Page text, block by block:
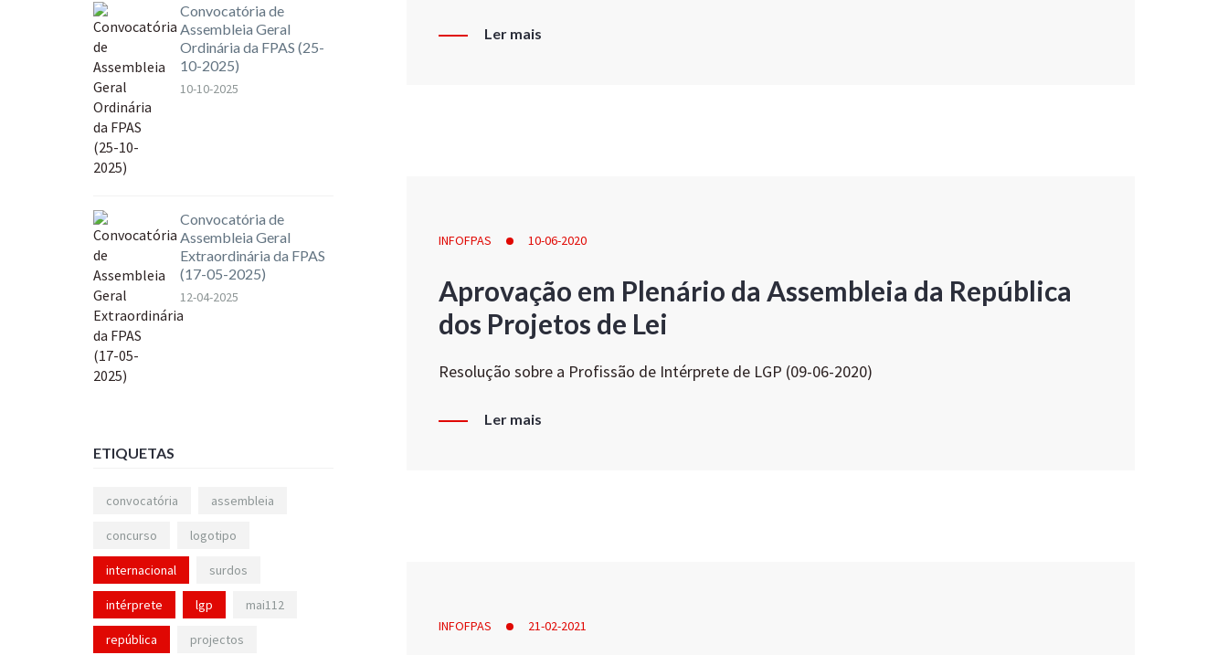
Ler mais
INFOFPAS 10-06-2020
Aprovação em Plenário da Assembleia da República
dos Projetos de Lei
Resolução sobre a Profissão de Intérprete de LGP (09-06-2020)
Ler mais
INFOFPAS 21-02-2021
Convocatória de
Assembleia Geral
Ordinária da FPAS (25-
10-2025)
10-10-2025
Convocatória de
Assembleia Geral
Extraordinária da FPAS
(17-05-2025)
12-04-2025
ETIQUETAS
convocatória assembleia
concurso logotipo
internacional surdos
intérprete lgp mai112
república projectos